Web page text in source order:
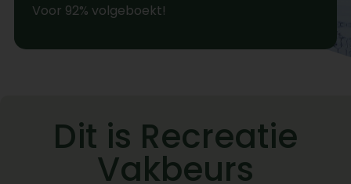
Voor 92% volgeboekt!
Dit is Recreatie
Vakbeurs